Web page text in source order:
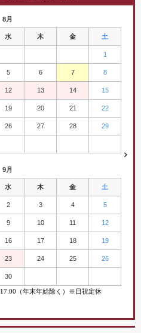
8月
水 木 金 土
1
5 6 7 8
12 13 14 15
19 20 21 22
26 27 28 29
9月
水 木 金 土
2 3 4 5
9 10 11 12
16 17 18 19
23 24 25 26
30
17:00（年末年始除く）※日祝定休